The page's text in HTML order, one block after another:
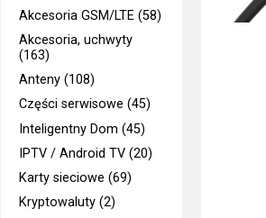
Akcesoria GSM/LTE (58)
Akcesoria, uchwyty
(163)
Anteny (108)
Części serwisowe (45)
Inteligentny Dom (45)
IPTV / Android TV (20)
Karty sieciowe (69)
Kryptowaluty (2)